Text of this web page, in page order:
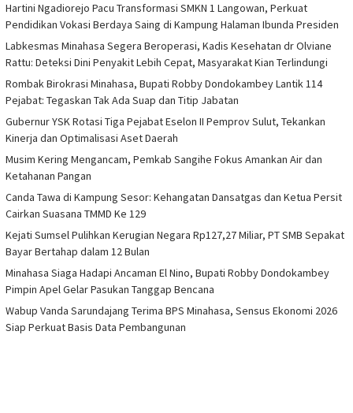
Hartini Ngadiorejo Pacu Transformasi SMKN 1 Langowan, Perkuat
Pendidikan Vokasi Berdaya Saing di Kampung Halaman Ibunda Presiden
Labkesmas Minahasa Segera Beroperasi, Kadis Kesehatan dr Olviane
Rattu: Deteksi Dini Penyakit Lebih Cepat, Masyarakat Kian Terlindungi
Rombak Birokrasi Minahasa, Bupati Robby Dondokambey Lantik 114
Pejabat: Tegaskan Tak Ada Suap dan Titip Jabatan
Gubernur YSK Rotasi Tiga Pejabat Eselon II Pemprov Sulut, Tekankan
Kinerja dan Optimalisasi Aset Daerah
Musim Kering Mengancam, Pemkab Sangihe Fokus Amankan Air dan
Ketahanan Pangan
Canda Tawa di Kampung Sesor: Kehangatan Dansatgas dan Ketua Persit
Cairkan Suasana TMMD Ke 129
Kejati Sumsel Pulihkan Kerugian Negara Rp127,27 Miliar, PT SMB Sepakat
Bayar Bertahap dalam 12 Bulan
Minahasa Siaga Hadapi Ancaman El Nino, Bupati Robby Dondokambey
Pimpin Apel Gelar Pasukan Tanggap Bencana
Wabup Vanda Sarundajang Terima BPS Minahasa, Sensus Ekonomi 2026
Siap Perkuat Basis Data Pembangunan